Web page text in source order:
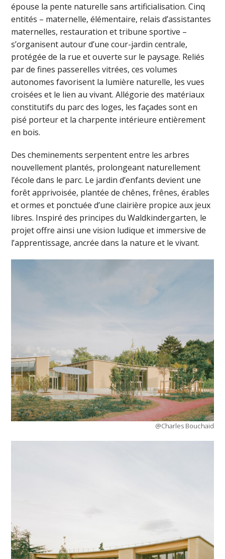
épouse la pente naturelle sans artificialisation. Cinq
entités – maternelle, élémentaire, relais d’assistantes
maternelles, restauration et tribune sportive –
s’organisent autour d’une cour-jardin centrale,
protégée de la rue et ouverte sur le paysage. Reliés
par de fines passerelles vitrées, ces volumes
autonomes favorisent la lumière naturelle, les vues
croisées et le lien au vivant. Allégorie des matériaux
constitutifs du parc des loges, les façades sont en
pisé porteur et la charpente intérieure entièrement
en bois.
Des cheminements serpentent entre les arbres
nouvellement plantés, prolongeant naturellement
l’école dans le parc. Le jardin d’enfants devient une
forêt apprivoisée, plantée de chênes, frênes, érables
et ormes et ponctuée d’une clairière propice aux jeux
libres. Inspiré des principes du Waldkindergarten, le
projet offre ainsi une vision ludique et immersive de
l’apprentissage, ancrée dans la nature et le vivant.
@Charles Bouchaid